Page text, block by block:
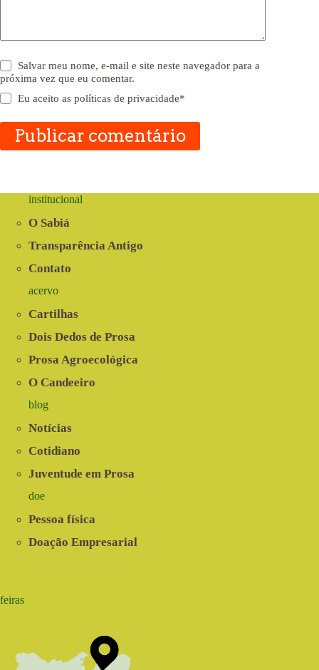
Salvar meu nome, e-mail e site neste navegador para a
próxima vez que eu comentar.
Eu aceito aspolíticas de privacidade*
Publicar comentário
institucional
O Sabiá
Transparência Antigo
Contato
acervo
Cartilhas
Dois Dedos de Prosa
Prosa Agroecológica
O Candeeiro
blog
Notícias
Cotidiano
Juventude em Prosa
doe
Pessoa física
Doação Empresarial
feiras